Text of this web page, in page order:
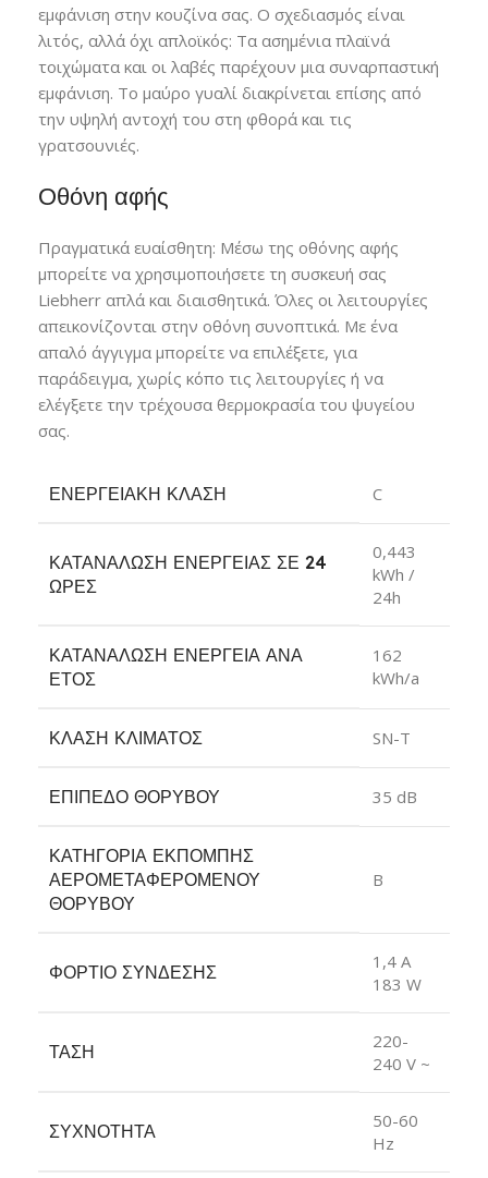
εμφάνιση στην κουζίνα σας. Ο σχεδιασμός είναι
λιτός, αλλά όχι απλοϊκός: Τα ασημένια πλαϊνά
τοιχώματα και οι λαβές παρέχουν μια συναρπαστική
εμφάνιση. Το μαύρο γυαλί διακρίνεται επίσης από
την υψηλή αντοχή του στη φθορά και τις
γρατσουνιές.
Οθόνη αφής
Πραγματικά ευαίσθητη: Μέσω της οθόνης αφής
μπορείτε να χρησιμοποιήσετε τη συσκευή σας
Liebherr απλά και διαισθητικά. Όλες οι λειτουργίες
απεικονίζονται στην οθόνη συνοπτικά. Με ένα
απαλό άγγιγμα μπορείτε να επιλέξετε, για
παράδειγμα, χωρίς κόπο τις λειτουργίες ή να
ελέγξετε την τρέχουσα θερμοκρασία του ψυγείου
σας.
ΕΝΕΡΓΕΙΑΚΉ ΚΛΆΣΗ C
ΚΑΤΑΝΆΛΩΣΗ ΕΝΈΡΓΕΙΑΣ ΣΕ 24
ΏΡΕΣ
0,443
kWh /
24h
ΚΑΤΑΝΆΛΩΣΗ ΕΝΈΡΓΕΙΑ ΑΝΆ
ΈΤΟΣ
162
kWh/a
ΚΛΆΣΗ ΚΛΊΜΑΤΟΣ SN-T
ΕΠΊΠΕΔΟ ΘΟΡΎΒΟΥ 35 dB
ΚΑΤΗΓΟΡΊΑ ΕΚΠΟΜΠΉΣ
ΑΕΡΟΜΕΤΑΦΕΡΌΜΕΝΟΥ
ΘΟΡΎΒΟΥ
B
ΦΟΡΤΊΟ ΣΎΝΔΕΣΗΣ
1,4 A
183 W
ΤΆΣΗ
220-
240 V ~
ΣΥΧΝΌΤΗΤΑ
50-60
Hz